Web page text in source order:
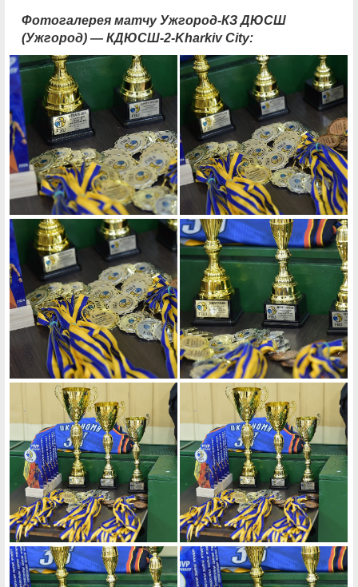
Фотогалерея матчу Ужгород-КЗ ДЮСШ
(Ужгород) — КДЮСШ-2-Kharkiv City: